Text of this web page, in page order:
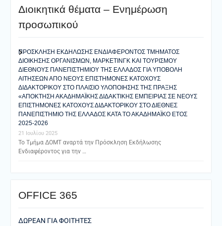
Διοικητικά θέματα – Ενημέρωση
προσωπικού
ΠΡΟΣΚΛΗΣΗ ΕΚΔΗΛΩΣΗΣ ΕΝΔΙΑΦΕΡΟΝΤΟΣ ΤΜΗΜΑΤΟΣ
ΔΙΟΙΚΗΣΗΣ ΟΡΓΑΝΙΣΜΩΝ, ΜΑΡΚΕΤΙΝΓΚ ΚΑΙ ΤΟΥΡΙΣΜΟΥ
ΔΙΕΘΝΟΥΣ ΠΑΝΕΠΙΣΤΗΜΙΟΥ ΤΗΣ ΕΛΛΑΔΟΣ ΓΙΑ ΥΠΟΒΟΛΗ
ΑΙΤΗΣΕΩΝ ΑΠΟ ΝΕΟΥΣ ΕΠΙΣΤΗΜΟΝΕΣ ΚΑΤΟΧΟΥΣ
ΔΙΔΑΚΤΟΡΙΚΟΥ ΣΤΟ ΠΛΑΙΣΙΟ ΥΛΟΠΟΙΗΣΗΣ ΤΗΣ ΠΡΑΞΗΣ
«ΑΠΟΚΤΗΣΗ ΑΚΑΔΗΜΑΪΚΗΣ ΔΙΔΑΚΤΙΚΗΣ ΕΜΠΕΙΡΙΑΣ ΣΕ ΝΕΟΥΣ
ΕΠΙΣΤΗΜΟΝΕΣ ΚΑΤΟΧΟΥΣ ΔΙΔΑΚΤΟΡΙΚΟΥ ΣΤΟ ΔΙΕΘΝΕΣ
ΠΑΝΕΠΙΣΤΗΜΙΟ ΤΗΣ ΕΛΛΑΔΟΣ ΚΑΤΑ ΤΟ ΑΚΑΔΗΜΑΪΚΟ ΕΤΟΣ
2025-2026
21 Ιουλίου 2025
Το Τμήμα ΔΟΜΤ αναρτά την Πρόσκληση Εκδήλωσης
Ενδιαφέροντος για την …
ΟFFICE 365
ΔΩΡΕΑΝ ΓΙΑ ΦΟΙΤΗΤΕΣ